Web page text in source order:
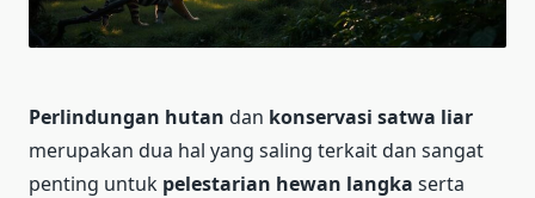
Perlindungan hutan dan konservasi satwa liar
merupakan dua hal yang saling terkait dan sangat
penting untuk pelestarian hewan langka serta